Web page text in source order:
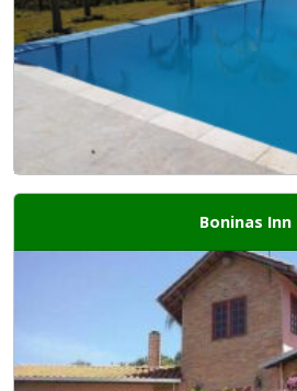
Boninas Inn